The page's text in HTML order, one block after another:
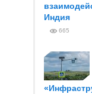
Индия
665